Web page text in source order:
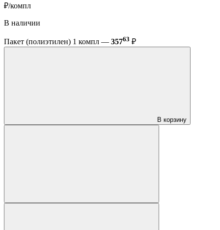
₽/компл
В наличии
Пакет (полиэтилен) 1 компл — 35763 ₽
В корзину